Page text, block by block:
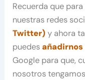
Recuerda que
nuestras redes
Twitter) y ahora
puedes
Google para que,
nosotros